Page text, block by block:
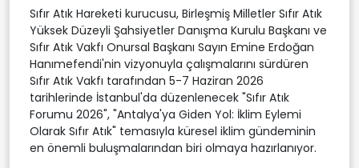
Sıfır Atık Hareketi kurucusu, Birleşmiş Milletler Sıfır Atık
Yüksek Düzeyli Şahsiyetler Danışma Kurulu Başkanı ve
Sıfır Atık Vakfı Onursal Başkanı Sayın Emine Erdoğan
Hanımefendi'nin vizyonuyla çalışmalarını sürdüren
Sıfır Atık Vakfı tarafından 5-7 Haziran 2026
tarihlerinde İstanbul'da düzenlenecek "Sıfır Atık
Forumu 2026", "Antalya'ya Giden Yol: İklim Eylemi
Olarak Sıfır Atık" temasıyla küresel iklim gündeminin
en önemli buluşmalarından biri olmaya hazırlanıyor.